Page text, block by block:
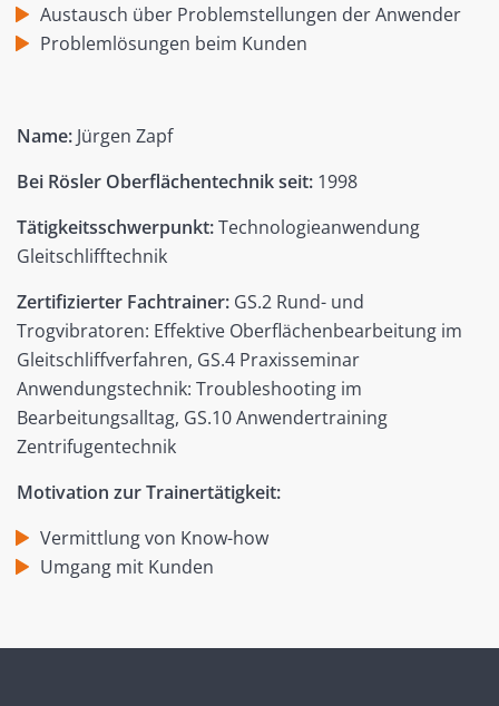
Austausch über Problemstellungen der Anwender
Problemlösungen beim Kunden
Name: Jürgen Zapf
Bei Rösler Oberflächentechnik seit: 1998
Tätigkeitsschwerpunkt:Technologieanwendung
Gleitschlifftechnik
Zertifizierter Fachtrainer: GS.2 Rund- und
Trogvibratoren: Effektive Oberflächenbearbeitung im
Gleitschliffverfahren, GS.4 Praxisseminar
Anwendungstechnik: Troubleshooting im
Bearbeitungsalltag, GS.10 Anwendertraining
Zentrifugentechnik
Motivation zur Trainertätigkeit:
Vermittlung von Know-how
Umgang mit Kunden